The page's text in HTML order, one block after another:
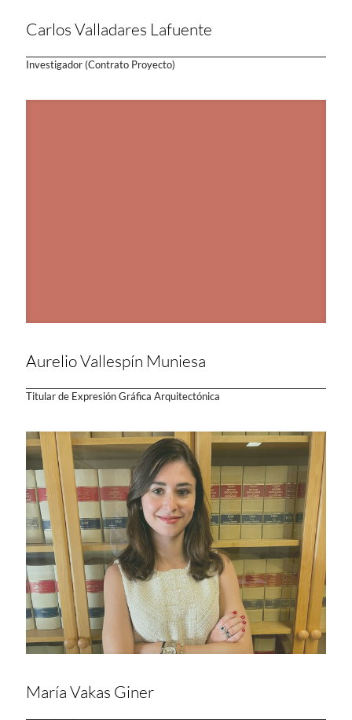
Carlos Valladares Lafuente
Investigador (Contrato Proyecto)
Aurelio Vallespín Muniesa
Titular de Expresión Gráfica Arquitectónica
María Vakas Giner